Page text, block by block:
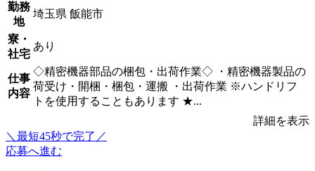
勤務
地
埼玉県 飯能市
寮・
社宅
あり
仕事
内容
◇精密機器部品の梱包・出荷作業◇ ・精密機器製品の
荷受け・開梱・梱包・運搬 ・出荷作業 ※ハンドリフ
トを使用することもあります ★...
詳細を表示
＼最短45秒で完了／
応募へ進む